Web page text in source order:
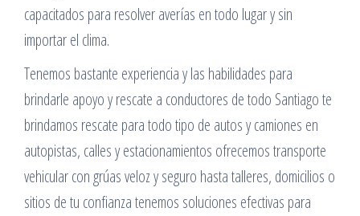
capacitados para resolver averías en todo lugar y sin
importar el clima.
Tenemos bastante experiencia y las habilidades para
brindarle apoyo y rescate a conductores de todo Santiago te
brindamos rescate para todo tipo de autos y camiones en
autopistas, calles y estacionamientos ofrecemos transporte
vehicular con grúas veloz y seguro hasta talleres, domicilios o
sitios de tu confianza tenemos soluciones efectivas para